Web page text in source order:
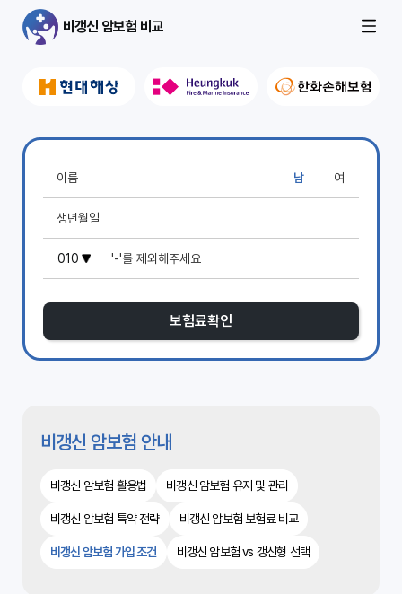
비갱신 암보험 비교
남 여
보험료확인
비갱신 암보험 안내
비갱신 암보험 활용법 비갱신 암보험 유지 및 관리
비갱신 암보험 특약 전략 비갱신 암보험 보험료 비교
비갱신 암보험 가입 조건 비갱신 암보험 vs 갱신형 선택